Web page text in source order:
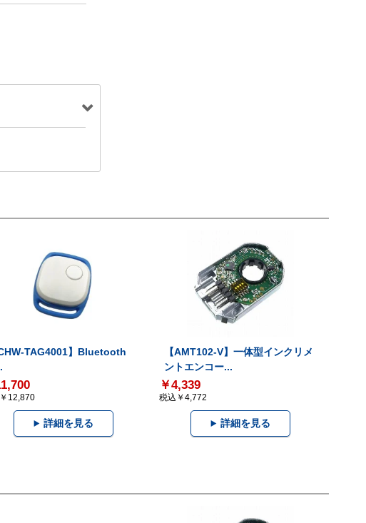
CHW-TAG4001】Bluetooth
12,870
詳細を見る
【AMT102-V】一体型インクリメ
ントエンコー...
￥4,339
税込￥4,772
詳細を見る